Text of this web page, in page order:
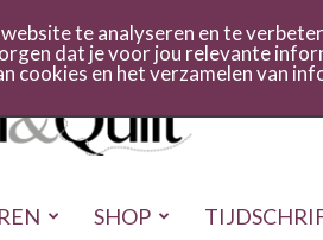
Stitch
quilt
SHOP
te analyseren en te
dat je voor jou relevante
cookies en het verzamelen van